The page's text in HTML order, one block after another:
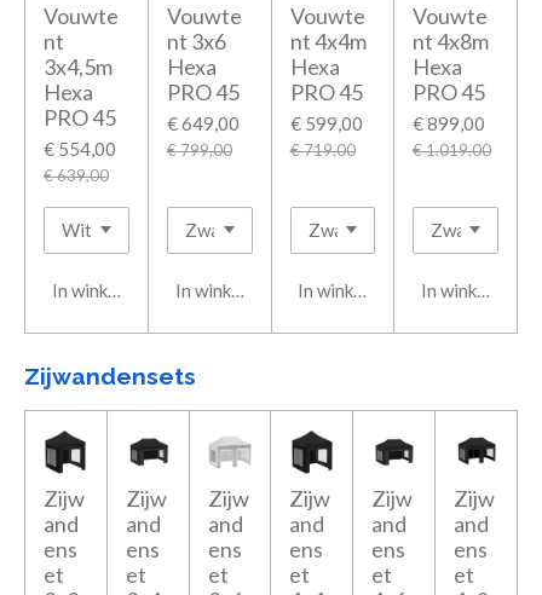
Vouwte
nt
3x4,5m
Hexa
PRO 45
€ 554,00
€ 639,00
In winkelwagen
Vouwte
nt 3x6
Hexa
PRO 45
€ 649,00
€ 799,00
In winkelwagen
Vouwte
nt 4x4m
Hexa
PRO 45
€ 599,00
€ 719,00
In winkelwagen
Vouwte
nt 4x8m
Hexa
PRO 45
€ 899,00
€ 1.019,00
In
Zijwandensets
Zijw
and
ens
et
Zijw
and
ens
et
Zijw
and
ens
et
Zijw
and
ens
et
Zijw
and
ens
et
Zijw
and
ens
et